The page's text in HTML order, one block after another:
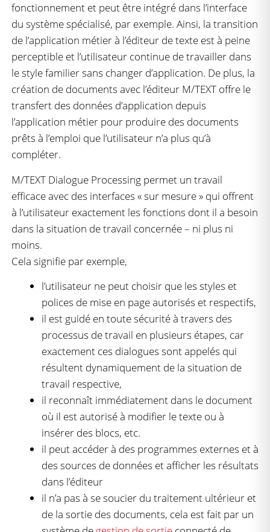
fonctionnement et peut être intégré dans l’interface
du système spécialisé, par exemple. Ainsi, la transition
de l’application métier à l’éditeur de texte est à peine
perceptible et l’utilisateur continue de travailler dans
le style familier sans changer d’application. De plus, la
création de documents avec l’éditeur M/TEXT offre le
transfert des données d’application depuis
l’application métier pour produire des documents
prêts à l’emploi que l’utilisateur n’a plus qu’à
compléter.
M/TEXT Dialogue Processing permet un travail
efficace avec des interfaces « sur mesure » qui offrent
à l’utilisateur exactement les fonctions dont il a besoin
dans la situation de travail concernée – ni plus ni
moins.
Cela signifie par exemple,
l’utilisateur ne peut choisir que les styles et
polices de mise en page autorisés et respectifs,
il est guidé en toute sécurité à travers des
processus de travail en plusieurs étapes, car
exactement ces dialogues sont appelés qui
résultent dynamiquement de la situation de
travail respective,
il reconnaît immédiatement dans le document
où il est autorisé à modifier le texte ou à
insérer des blocs, etc.
il peut accéder à des programmes externes et à
des sources de données et afficher les résultats
dans l’éditeur
il n’a pas à se soucier du traitement ultérieur et
de la sortie des documents, cela est fait par un